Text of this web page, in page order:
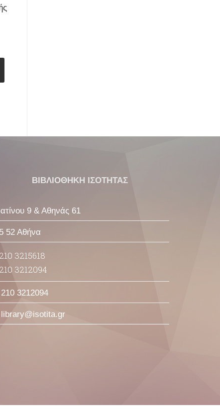
ΒΙΒΛΙΟΘΗΚΗ ΙΣΟΤΗΤΑΣ
9 & Αθηνάς 61
52 Αθήνα
3215618
3212094
210 3212094
library isotita gr